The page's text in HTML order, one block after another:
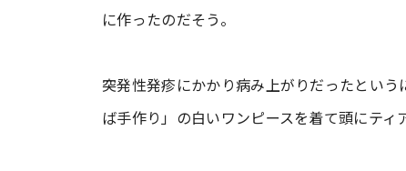
に作ったのだそう。
突発性発疹にかかり病み上がりだったとい
ば手作り」の白いワンピースを着て頭にティ